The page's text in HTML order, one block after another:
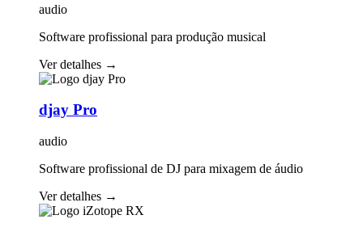
audio
Software profissional para produção musical
Ver detalhes →
djay Pro
audio
Software profissional de DJ para mixagem de áudio
Ver detalhes →